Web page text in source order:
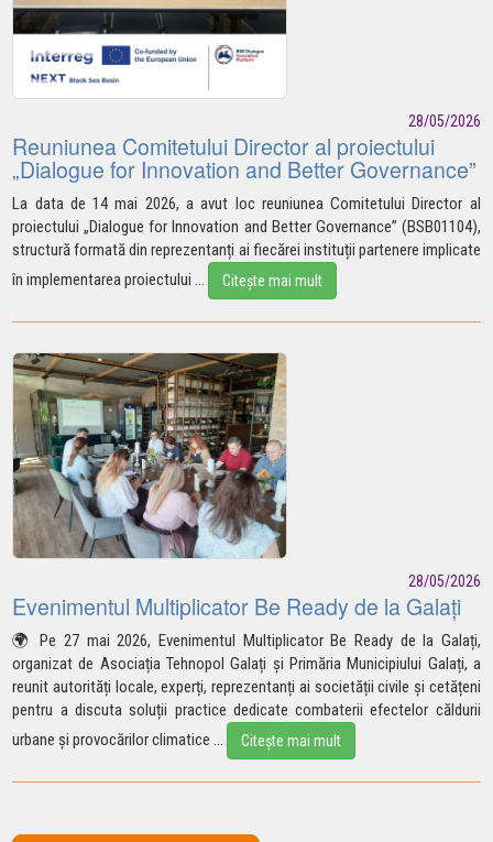
28/05/2026
Reuniunea Comitetului Director al proiectului
„Dialogue for Innovation and Better Governance”
La data de 14 mai 2026, a avut loc reuniunea Comitetului Director al
proiectului „Dialogue for Innovation and Better Governance” (BSB01104),
structură formată din reprezentanți ai fiecărei instituții partenere implicate
în implementareaproiectului ... Citește mai mult
28/05/2026
Evenimentul Multiplicator Be Ready de la Galați
🌍
Pe 27 mai 2026, Evenimentul Multiplicator Be Ready de la Galați,
organizat de Asociația Tehnopol Galați și Primăria Municipiului Galați, a
reunit autorități locale, experți, reprezentanți ai societății civile și cetățeni
pentru a discuta soluții practice dedicate combaterii efectelor căldurii
urbane și provocărilorclimatice Citește mai mult